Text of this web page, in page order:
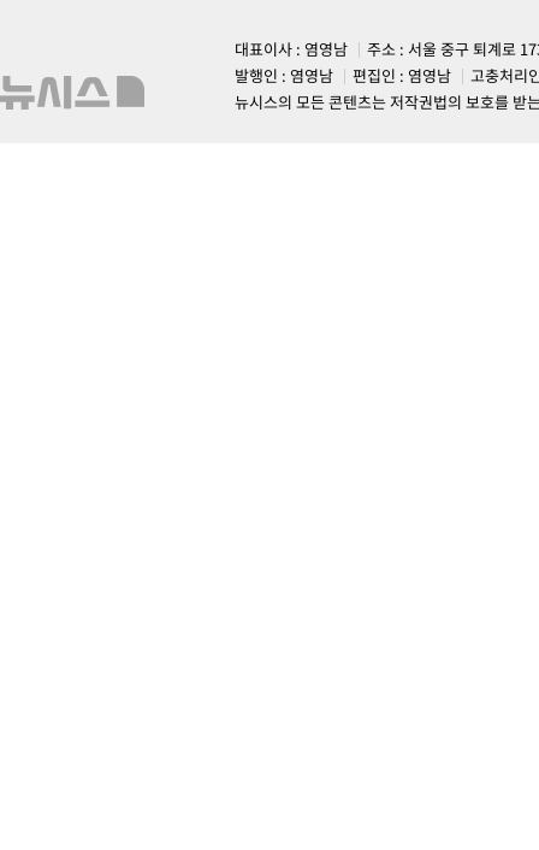
대표이사 : 염영남
주소 : 서울 중구 퇴계로
발행인 : 염영남
편집인 : 염영남
고충처리
뉴시스의 모든 콘텐츠는 저작권법의 보호를